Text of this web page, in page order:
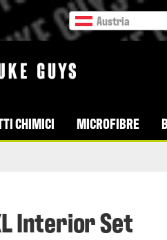
Austria
CHIMICI MICROFIBRE
Interior Set